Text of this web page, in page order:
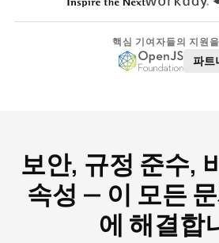
핵심 기여자들의 지원
파트
보안, 규정 준수,
속성 — 이 모든
에 해결합